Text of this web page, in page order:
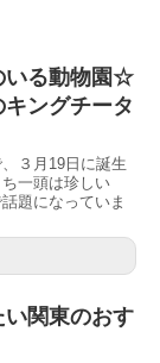
いる動物園☆
ングチータ
３月19日に誕生
一頭は珍しい
題になっていま
関東のおす